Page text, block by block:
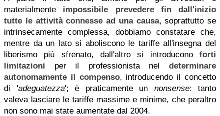
materialmente impossibile prevedere fin dall'inizio
tutte le attività connesse ad una causa, soprattutto se
intrinsecamente complessa, dobbiamo constatare che,
mentre da un lato si aboliscono le tariffe all'insegna del
liberismo più sfrenato, dall'altro si introducono forti
limitazioni per il professionista nel determinare
autonomamente il compenso, introducendo il concetto
di 'adeguatezza'; è praticamente un nonsense: tanto
valeva lasciare le tariffe massime e minime, che peraltro
non sono mai state aumentate dal 2004.